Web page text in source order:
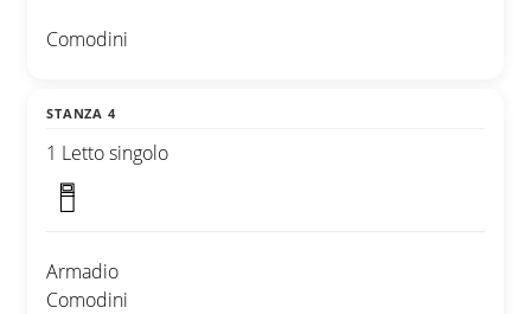
Comodini
STANZA 4
1 Letto singolo
Armadio
Comodini